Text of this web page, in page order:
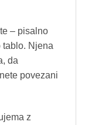
– pisalno
tablo. Njena
da
povezani
z